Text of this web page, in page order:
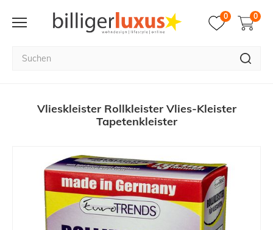
0 0
Vlieskleister Rollkleister Vlies-Kleister
Tapetenkleister